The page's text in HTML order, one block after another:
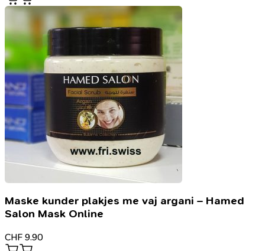
Maske kunder plakjes me vaj argani – Hamed
Salon Mask Online
CHF 9.90